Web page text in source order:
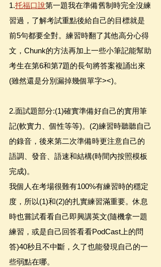
1.托福口說第一題我在準備舊制時完全沒練
習過，了解考試重點後給自己的目標就是
前5句都要全對。練習時翻了其他高分心得
文，Chunk的方法再加上一些小筆記能幫助
考生在第6和第7題的長句將答案複誦出來
(雖然還是分別漏掉幾個單字><)。
2.面試題部分:(1)確實準備好自己的實用筆
記(軟實力、個性等等)。(2)練習時聽聽自己
的錄音，後來第二次準備時更注意自己的
語調、發音、語速和結構(時間內按照模板
完成)。
我個人在考場很難有100%有練習時的穩定
度，所以(1)和(2)的扎實練習滿重要。休息
時也嘗試看看自己即興講英文(隨機拿一題
練習，或是自己回答看看PodCast上的問
答)40秒且不中斷，久了也能發現自己的一
些弱點在哪。